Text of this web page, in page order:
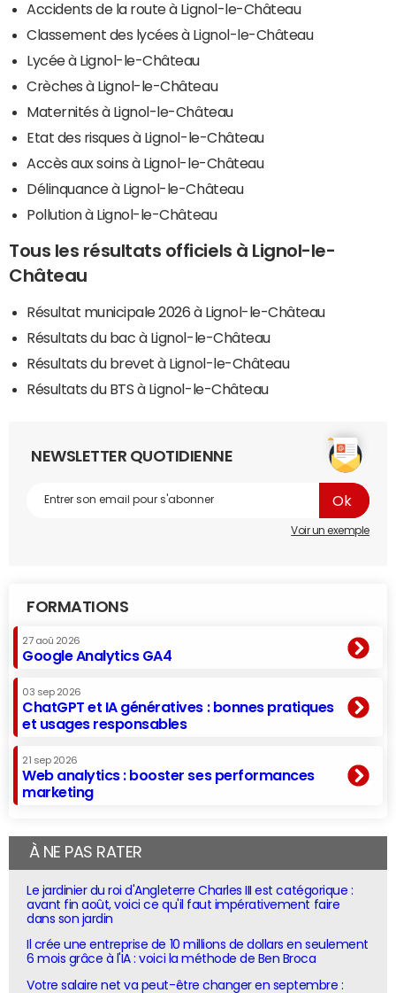
Accidents de la route à Lignol-le-Château
Classement des lycées à Lignol-le-Château
Lycée à Lignol-le-Château
Crèches à Lignol-le-Château
Maternités à Lignol-le-Château
Etat des risques à Lignol-le-Château
Accès aux soins à Lignol-le-Château
Délinquance à Lignol-le-Château
Pollution à Lignol-le-Château
Tous les résultats officiels à Lignol-le-
Château
Résultat municipale 2026 à Lignol-le-Château
Résultats du bac à Lignol-le-Château
Résultats du brevet à Lignol-le-Château
Résultats du BTS à Lignol-le-Château
NEWSLETTER QUOTIDIENNE
Voir un exemple
FORMATIONS
27 aoû 2026
Google Analytics GA4
03 sep 2026
ChatGPT et IA génératives : bonnes pratiques
et usages responsables
21 sep 2026
Web analytics : booster ses performances
marketing
À NE PAS RATER
Le jardinier du roi d'Angleterre Charles III est catégorique :
avant fin août, voici ce qu'il faut impérativement faire
dans son jardin
Il crée une entreprise de 10 millions de dollars en seulement
6 mois grâce à l'IA : voici la méthode de Ben Broca
Votre salaire net va peut-être changer en septembre :